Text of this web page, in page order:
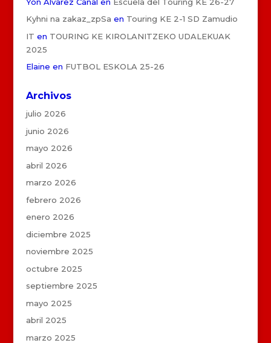
Kyhni na zakaz_zpSa en Touring KE 2-1 SD Zamudio
IT en TOURING KE KIROLANITZEKO UDALEKUAK
2025
Elaine en FUTBOL ESKOLA 25-26
Archivos
julio 2026
junio 2026
mayo 2026
abril 2026
marzo 2026
febrero 2026
enero 2026
diciembre 2025
noviembre 2025
octubre 2025
septiembre 2025
mayo 2025
abril 2025
marzo 2025